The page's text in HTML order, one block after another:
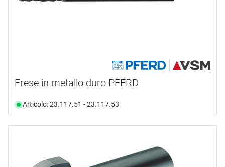
Frese in metallo duro PFERD
Articolo: 23.117.51 - 23.117.53